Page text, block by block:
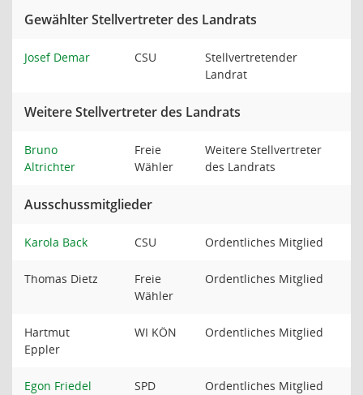
Gewählter Stellvertreter des Landrats
Josef Demar CSU
Stellvertretender
Landrat
Weitere Stellvertreter des Landrats
Bruno
Altrichter
Freie
Wähler
Weitere Stellvertreter
des Landrats
Ausschussmitglieder
Karola Back CSU Ordentliches Mitglied
Thomas Dietz
Freie
Wähler
Ordentliches Mitglied
Hartmut
Eppler
WI KÖN Ordentliches Mitglied
Egon Friedel SPD Ordentliches Mitglied